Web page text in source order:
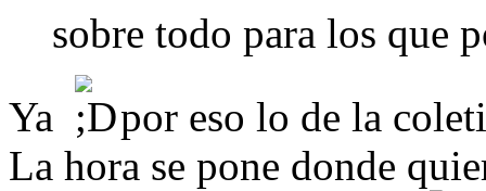
sobre todo para los que
Ya
por eso lo de la
La hora se pone donde